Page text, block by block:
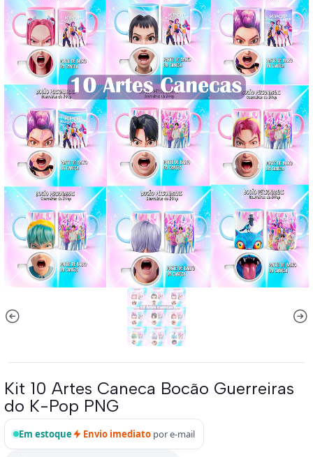
Kit 10 Artes Caneca Bocão Guerreiras
do K-Pop PNG
Em estoque Envio imediato por e-mail